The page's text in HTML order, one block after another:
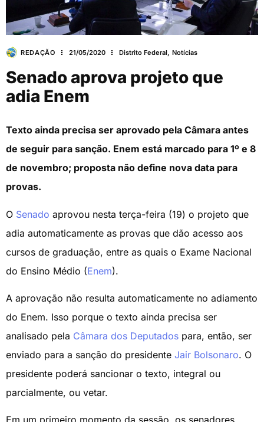
REDAÇÃO 21/05/2020 Distrito Federal, Notícias
Senado aprova projeto que
adia Enem
Texto ainda precisa ser aprovado pela Câmara antes
de seguir para sanção. Enem está marcado para 1º e 8
de novembro; proposta não define nova data para
provas.
O Senado aprovou nesta terça-feira (19) o projeto que
adia automaticamente as provas que dão acesso aos
cursos de graduação, entre as quais o Exame Nacional
do Ensino Médio (Enem).
A aprovação não resulta automaticamente no adiamento
do Enem. Isso porque o texto ainda precisa ser
analisado pela Câmara dos Deputados para, então, ser
enviado para a sanção do presidente Jair Bolsonaro. O
presidente poderá sancionar o texto, integral ou
parcialmente, ou vetar.